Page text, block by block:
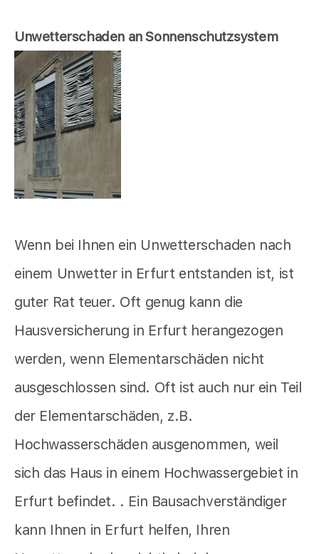
Unwetterschaden an Sonnenschutzsystem
Wenn bei Ihnen ein Unwetterschaden nach
einem Unwetter in Erfurt entstanden ist, ist
guter Rat teuer. Oft genug kann die
Hausversicherung in Erfurt herangezogen
werden, wenn Elementarschäden nicht
ausgeschlossen sind. Oft ist auch nur ein Teil
der Elementarschäden, z.B.
Hochwasserschäden ausgenommen, weil
sich das Haus in einem Hochwassergebiet in
Erfurt befindet. . Ein Bausachverständiger
kann Ihnen in Erfurt helfen, Ihren